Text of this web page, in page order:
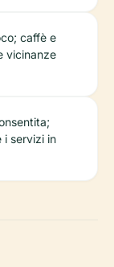
caffè e
vicinanze
i servizi in